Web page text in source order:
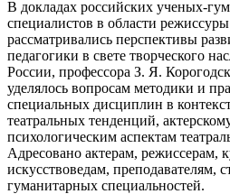
В докладах российских ученых-
специалистов в области режиссуры
рассматривались перспективы
педагогики в свете творческого
России, профессора З. Я.
уделялось вопросам методики и
специальных дисциплин в
театральных тенденций,
психологическим аспектам
Адресовано актерам, режиссерам,
искусствоведам, преподавателям,
гуманитарных специальностей.